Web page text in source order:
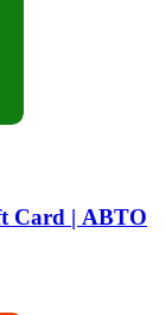
Card | АВТО